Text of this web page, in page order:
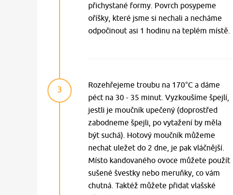
přichystané formy. Povrch posypeme
oříšky, které jsme si nechali a necháme
odpočinout asi 1 hodinu na teplém místě.
3
Rozehřejeme troubu na 170°C a dáme
péct na 30 - 35 minut. Vyzkoušíme špejlí,
jestli je moučník upečený (doprostřed
zabodneme špejli, po vytažení by měla
být suchá). Hotový moučník můžeme
nechat uležet do 2 dne, je pak vláčnější.
Místo kandovaného ovoce můžete použít
sušené švestky nebo meruňky, co vám
chutná. Taktéž můžete přidat vlašské